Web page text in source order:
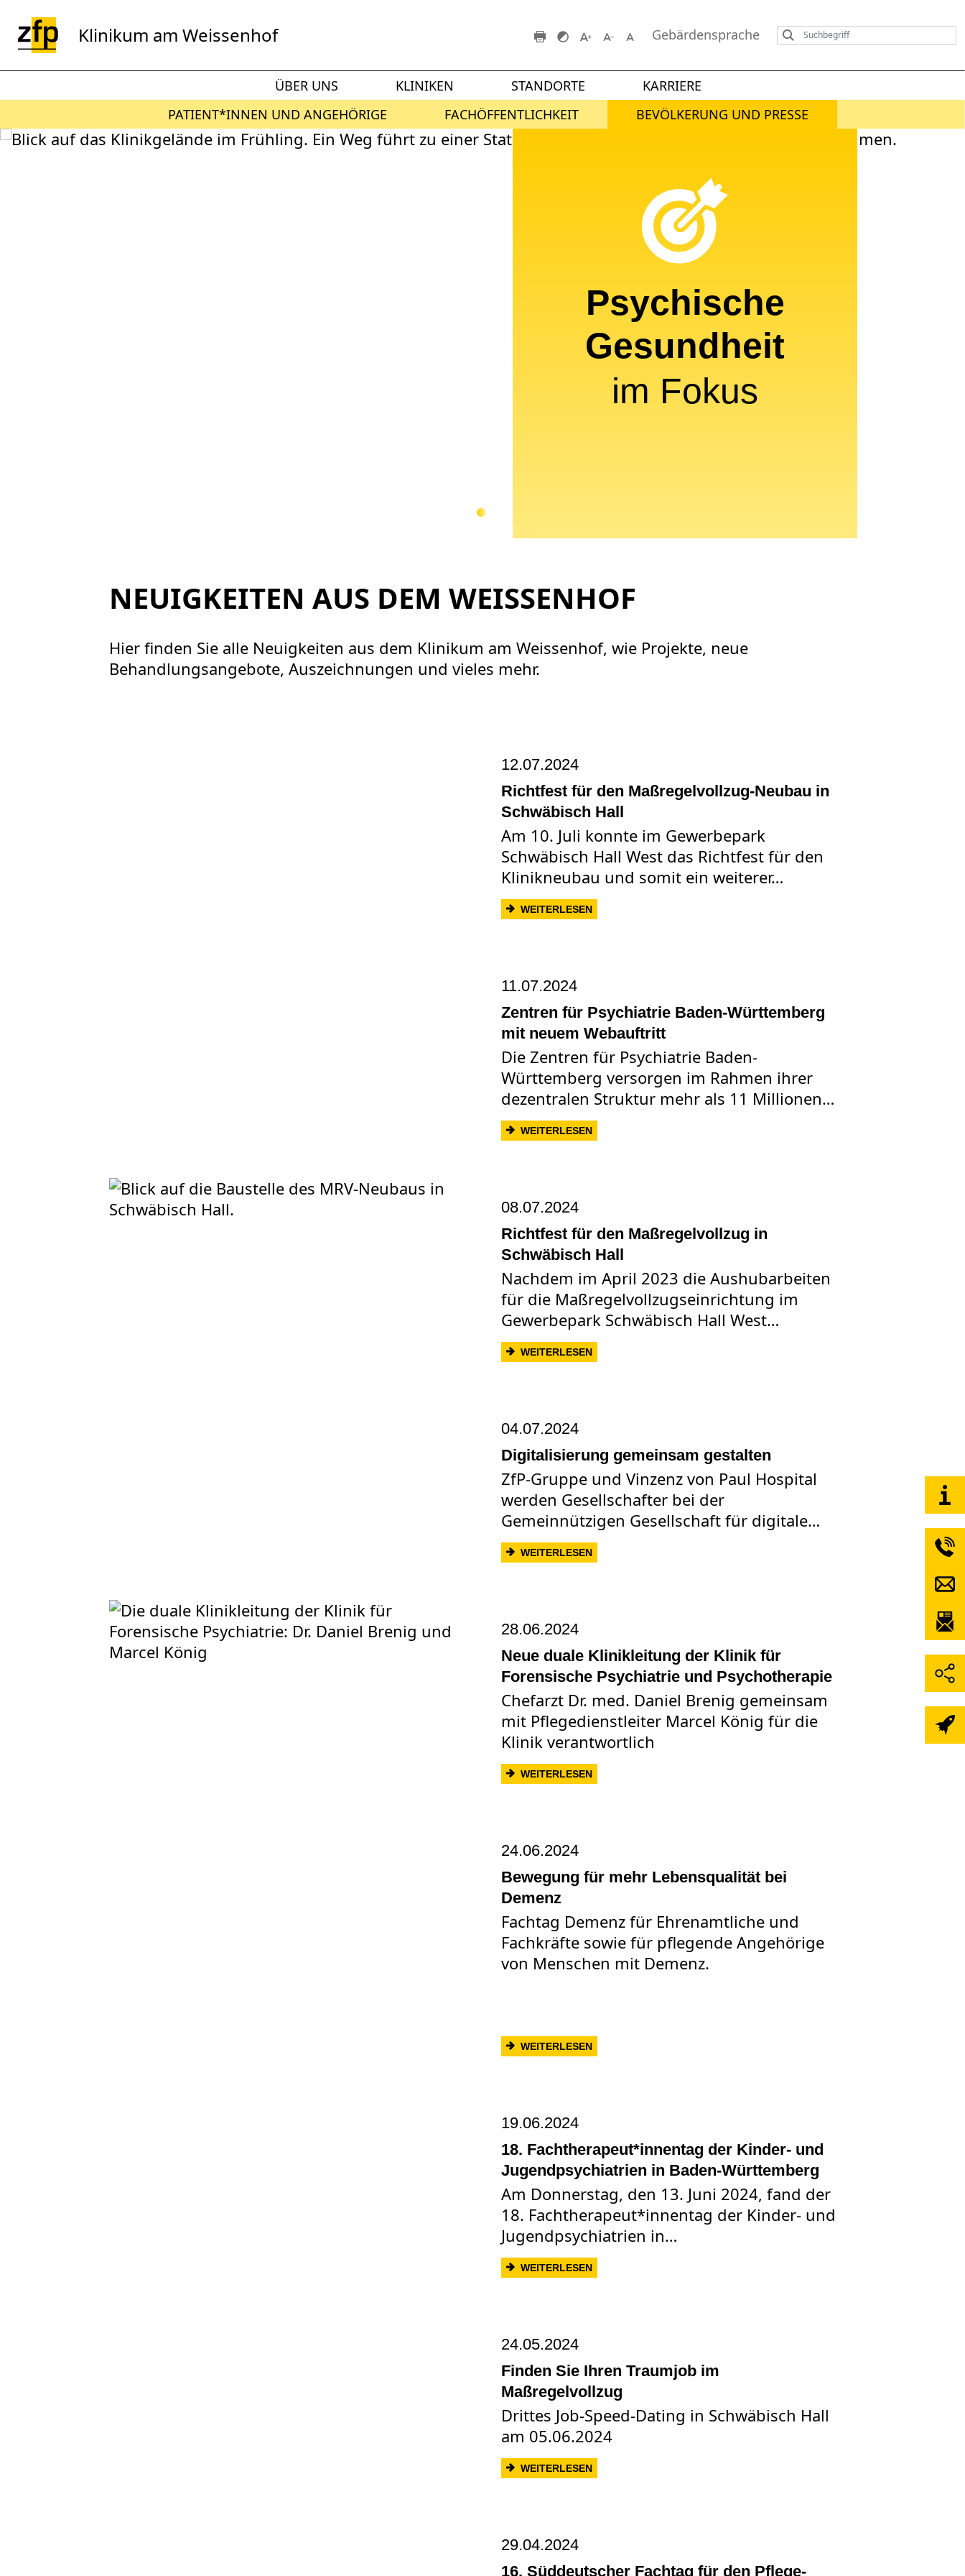
Klinikum am Weissenhof Gebärdensprache
ÜBER UNS KLINIKEN STANDORTE
KARRIERE
PATIENT*INNEN UND ANGEHÖRIGE
FACHÖFFENTLICHKEIT BEVÖLKERUNG UND PRESSE
Psychische
Gesundheit
im Fokus
NEUIGKEITEN AUS DEM WEISSENHOF
Hier finden Sie alle Neuigkeiten aus dem Klinikum am Weissenhof, wie Projekte, neue
Behandlungsangebote, Auszeichnungen und vieles mehr.
12.07.2024
Richtfest für den Maßregelvollzug-Neubau in
Schwäbisch Hall
Am 10. Juli konnte im Gewerbepark
Schwäbisch Hall West das Richtfest für den
Klinikneubau und somit ein weiterer…
WEITERLESEN: RICHTFEST FÜR DEN MASSREGELVOLLZUG-NEUBAU IN SCHWÄBISCH
11.07.2024
Zentren für Psychiatrie Baden-Württemberg
mit neuem Webauftritt
Die Zentren für Psychiatrie Baden-
Württemberg versorgen im Rahmen ihrer
dezentralen Struktur mehr als 11 Millionen…
WEITERLESEN: ZENTREN FÜR PSYCHIATRIE BADEN-WÜRTTEMBERG MIT NEUEM
08.07.2024
Richtfest für den Maßregelvollzug in
Schwäbisch Hall
Nachdem im April 2023 die Aushubarbeiten
für die Maßregelvollzugseinrichtung im
Gewerbepark Schwäbisch Hall West…
WEITERLESEN: RICHTFEST FÜR DEN MASSREGELVOLLZUG IN SCHWÄBISCH HALL
04.07.2024
Digitalisierung gemeinsam gestalten
ZfP-Gruppe und Vinzenz von Paul Hospital
werden Gesellschafter bei der
Gemeinnützigen Gesellschaft für digitale…
WEITERLESEN: DIGITALISIERUNG GEMEINSAM GESTALTEN
28.06.2024
Neue duale Klinikleitung der Klinik für
Forensische Psychiatrie und Psychotherapie
Chefarzt Dr. med. Daniel Brenig gemeinsam
mit Pflegedienstleiter Marcel König für die
Klinik verantwortlich
WEITERLESEN: NEUE DUALE KLINIKLEITUNG DER KLINIK FÜR FORENSISCHE
24.06.2024
Bewegung für mehr Lebensqualität bei
Demenz
Fachtag Demenz für Ehrenamtliche und
Fachkräfte sowie für pflegende Angehörige
von Menschen mit Demenz.
WEITERLESEN: BEWEGUNG FÜR MEHR LEBENSQUALITÄT BEI DEMENZ
19.06.2024
18. Fachtherapeut*innentag der Kinder- und
Jugendpsychiatrien in Baden-Württemberg
Am Donnerstag, den 13. Juni 2024, fand der
18. Fachtherapeut*innentag der Kinder- und
Jugendpsychiatrien in…
WEITERLESEN: 18. FACHTHERAPEUT*INNENTAG DER KINDER- UND
24.05.2024
Finden Sie Ihren Traumjob im
Maßregelvollzug
Drittes Job-Speed-Dating in Schwäbisch Hall
am 05.06.2024
WEITERLESEN: FINDEN SIE IHREN TRAUMJOB IM MASSREGELVOLLZUG
29.04.2024
16. Süddeutscher Fachtag für den Pflege-